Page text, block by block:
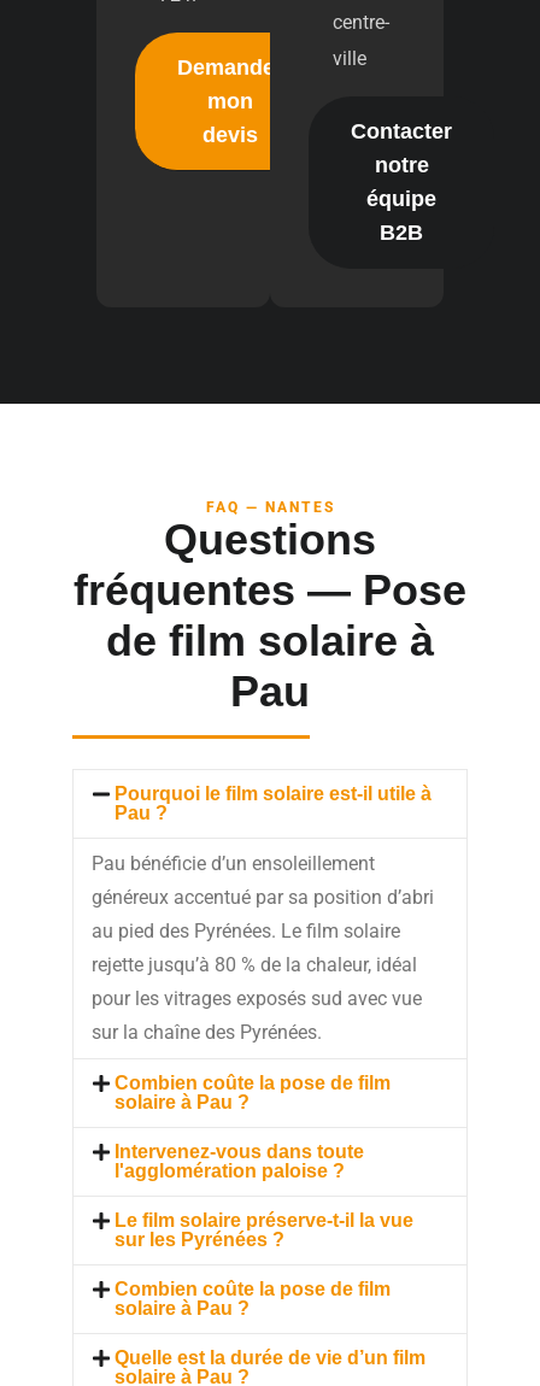
Demander
mon
devis
centre-
ville
Contacter
notre
équipe
B2B
FAQ — NANTES
Questions
fréquentes — Pose
de film solaire à
Pau
Pourquoi le film solaire est-il utile à
Pau ?
Pau bénéficie d’un ensoleillement
généreux accentué par sa position d’abri
au pied des Pyrénées. Le film solaire
rejette jusqu’à 80 % de la chaleur, idéal
pour les vitrages exposés sud avec vue
sur la chaîne des Pyrénées.
Combien coûte la pose de film
solaire à Pau ?
Intervenez-vous dans toute
l'agglomération paloise ?
Le film solaire préserve-t-il la vue
sur les Pyrénées ?
Combien coûte la pose de film
solaire à Pau ?
Quelle est la durée de vie d’un film
solaire à Pau ?